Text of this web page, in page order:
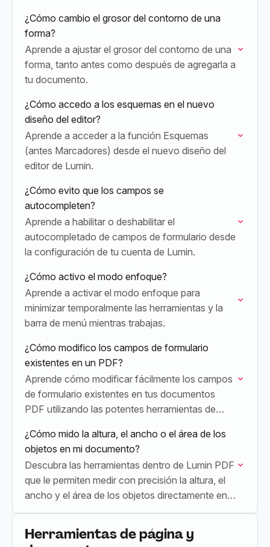
¿Cómo cambio el grosor del contorno de una
forma?
Aprende a ajustar el grosor del contorno de una
forma, tanto antes como después de agregarla a
tu documento.
¿Cómo accedo a los esquemas en el nuevo
diseño del editor?
Aprende a acceder a la función Esquemas
(antes Marcadores) desde el nuevo diseño del
editor de Lumin.
¿Cómo evito que los campos se
autocompleten?
Aprende a habilitar o deshabilitar el
autocompletado de campos de formulario desde
la configuración de tu cuenta de Lumin.
¿Cómo activo el modo enfoque?
Aprende a activar el modo enfoque para
minimizar temporalmente las herramientas y la
barra de menú mientras trabajas.
¿Cómo modifico los campos de formulario
existentes en un PDF?
Aprende cómo modificar fácilmente los campos
de formulario existentes en tus documentos
PDF utilizando las potentes herramientas de
¿Cómo mido la altura, el ancho o el área de los
objetos en mi documento?
Descubra las herramientas dentro de Lumin PDF
que le permiten medir con precisión la altura, el
ancho y el área de los objetos directamente en
su documento PDF.
Herramientas de página y